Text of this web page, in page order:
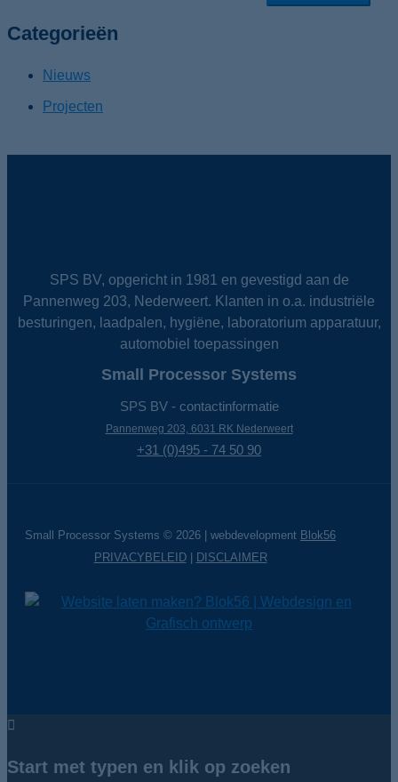
Categorieën
Nieuws
Projecten
SPS BV, opgericht in 1981 en gevestigd aan de
Pannenweg 203, Nederweert. Klanten in o.a. industriële
besturingen, laadpalen, hygiëne, laboratorium apparatuur,
automobiel toepassingen
Small Processor Systems
SPS BV - contactinformatie
Pannenweg 203, 6031 RK Nederweert
+31 (0)495 - 74 50 90
Small Processor Systems © 2026 | webdevelopment Blok56
PRIVACYBELEID| DISCLAIMER
Start met typen en klik op zoeken